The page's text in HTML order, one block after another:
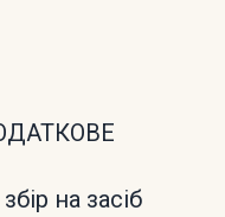
на засіб